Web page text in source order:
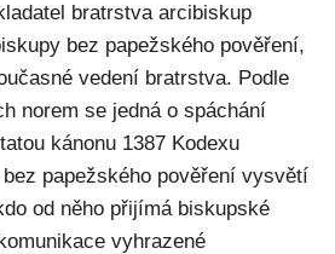
bratrstva arcibiskup
bez papežského pověření,
vedení bratrstva. Podle
norem se jedná o spáchání
kánonu 1387 Kodexu
papežského pověření vysvětí
od něho přijímá biskupské
vyhrazené